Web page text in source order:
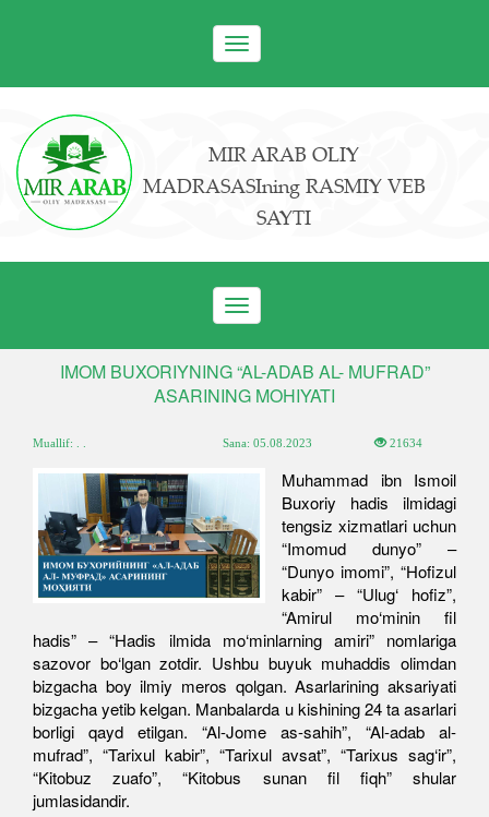
Toggle
navigation
MIR ARAB OLIY
MADRASASIning RASMIY VEB
SAYTI
Toggle
navigation
IMOM BUXORIYNING “AL-ADAB AL- MUFRAD”
ASARINING MOHIYATI
Muallif: . . Sana:05.08.2023 21634
Muhammad ibn Ismoil
Buxoriy hadis ilmidagi
tengsiz xizmatlari uchun
“Imomud dunyo” –
“Dunyo imomi”, “Hofizul
kabir” – “Ulug‘ hofiz”,
“Amirul mo‘minin fil
hadis” – “Hadis ilmida mo‘minlarning amiri” nomlariga
sazovor bo‘lgan zotdir. Ushbu buyuk muhaddis olimdan
bizgacha boy ilmiy meros qolgan. Asarlarining aksariyati
bizgacha yetib kelgan. Manbalarda u kishining 24 ta asarlari
borligi qayd etilgan. “Al-Jome as-sahih”, “Al-adab al-
mufrad”, “Tarixul kabir”, “Tarixul avsat”, “Tarixus sag‘ir”,
“Kitobuz zuafo”, “Kitobus sunan fil fiqh” shular
jumlasidandir.